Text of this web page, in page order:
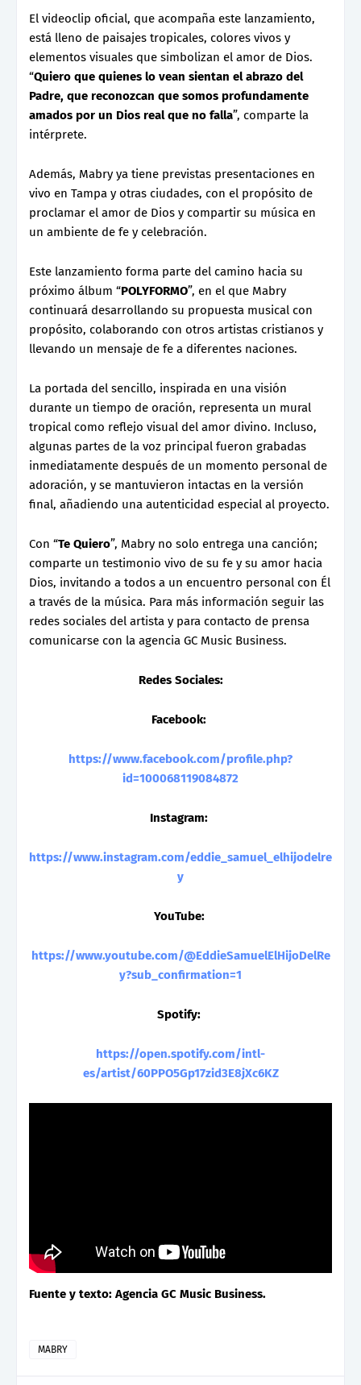
El videoclip oficial, que acompaña este lanzamiento,
está lleno de paisajes tropicales, colores vivos y
elementos visuales que simbolizan el amor de Dios.
“Quiero que quienes lo vean sientan el abrazo del
Padre, que reconozcan que somos profundamente
amados por un Dios real que no falla”, comparte la
intérprete.
Además, Mabry ya tiene previstas presentaciones en
vivo en Tampa y otras ciudades, con el propósito de
proclamar el amor de Dios y compartir su música en
un ambiente de fe y celebración.
Este lanzamiento forma parte del camino hacia su
próximo álbum “POLYFORMO”, en el que Mabry
continuará desarrollando su propuesta musical con
propósito, colaborando con otros artistas cristianos y
llevando un mensaje de fe a diferentes naciones.
La portada del sencillo, inspirada en una visión
durante un tiempo de oración, representa un mural
tropical como reflejo visual del amor divino. Incluso,
algunas partes de la voz principal fueron grabadas
inmediatamente después de un momento personal de
adoración, y se mantuvieron intactas en la versión
final, añadiendo una autenticidad especial al proyecto.
Con “Te Quiero”, Mabry no solo entrega una canción;
comparte un testimonio vivo de su fe y su amor hacia
Dios, invitando a todos a un encuentro personal con Él
a través de la música. Para más información seguir las
redes sociales del artista y para contacto de prensa
comunicarse con la agencia GC Music Business.
Redes Sociales:
Facebook:
https://www.facebook.com/profile.php?
id=100068119084872
Instagram:
https://www.instagram.com/eddie_samuel_elhijodelre
y
YouTube:
https://www.youtube.com/@EddieSamuelElHijoDelRe
y?sub_confirmation=1
Spotify:
https://open.spotify.com/intl-
es/artist/60PPO5Gp17zid3E8jXc6KZ
Fuente y texto: Agencia GC Music Business.
MABRY